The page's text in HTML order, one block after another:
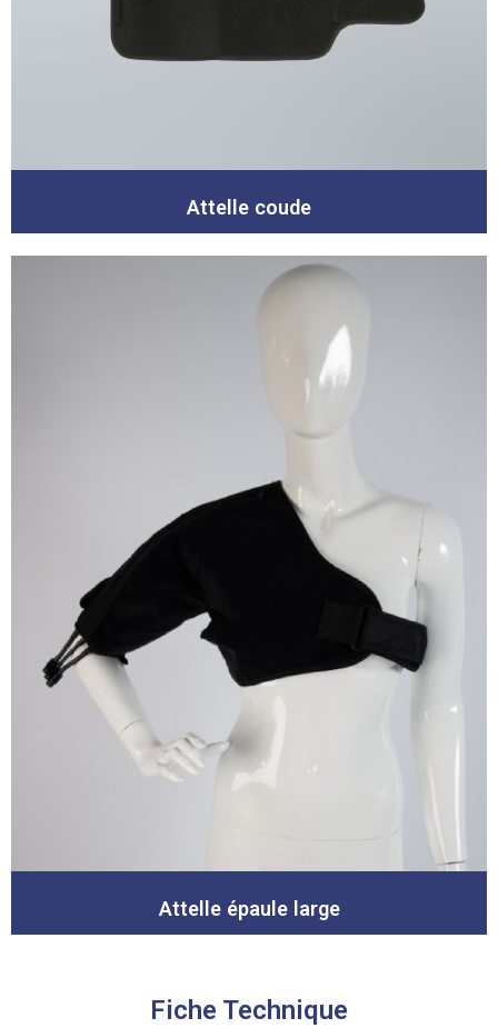
Attelle coude
Attelle épaule large
Fiche Technique